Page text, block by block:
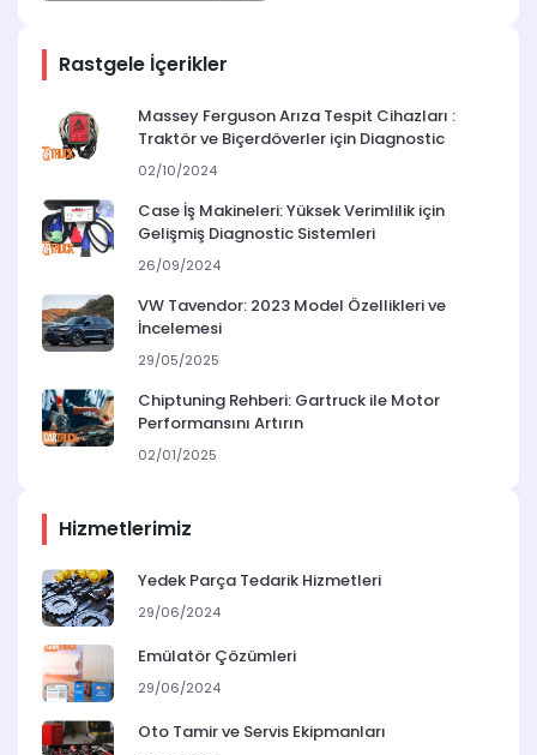
Rastgele İçerikler
Massey Ferguson Arıza Tespit Cihazları :
Traktör ve Biçerdöverler için Diagnostic
02/10/2024
Case İş Makineleri: Yüksek Verimlilik için
Gelişmiş Diagnostic Sistemleri
26/09/2024
VW Tavendor: 2023 Model Özellikleri ve
İncelemesi
29/05/2025
Chiptuning Rehberi: Gartruck ile Motor
Performansını Artırın
02/01/2025
Hizmetlerimiz
Yedek Parça Tedarik Hizmetleri
29/06/2024
Emülatör Çözümleri
29/06/2024
Oto Tamir ve Servis Ekipmanları